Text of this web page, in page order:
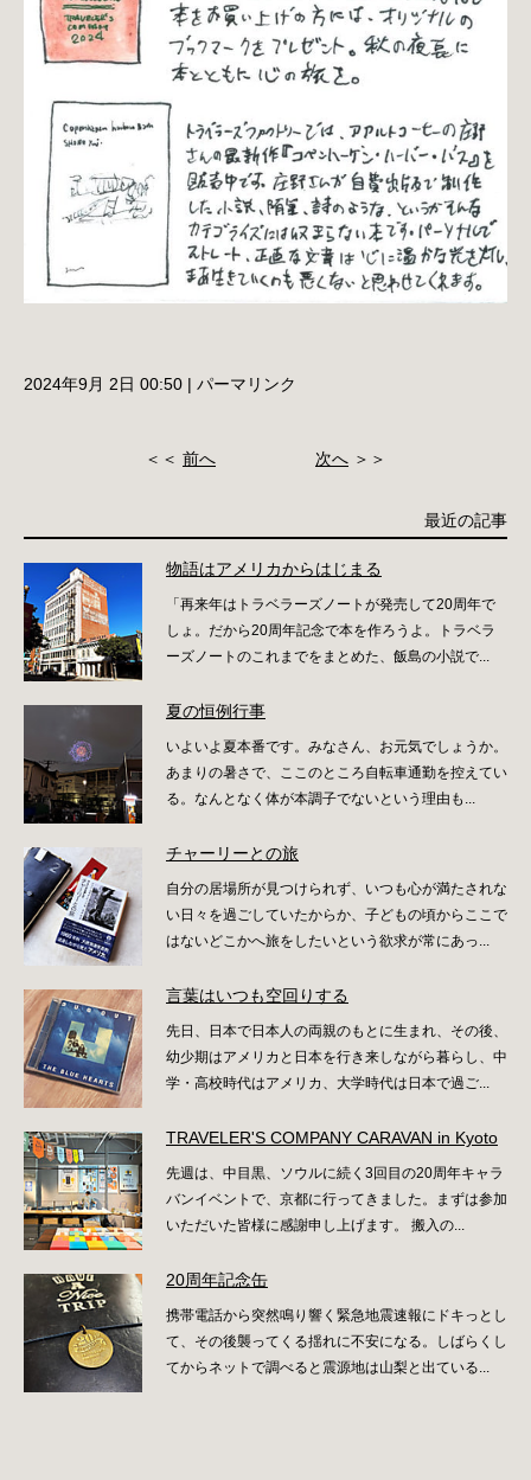
2024年9月 2日 00:50 | パーマリンク
＜＜ 前へ 次へ ＞＞
最近の記事
物語はアメリカからはじまる
「再来年はトラベラーズノートが発売して20周年で
しょ。だから20周年記念で本を作ろうよ。トラベラ
ーズノートのこれまでをまとめた、飯島の小説で...
夏の恒例行事
いよいよ夏本番です。みなさん、お元気でしょうか。
あまりの暑さで、ここのところ自転車通勤を控えてい
る。なんとなく体が本調子でないという理由も...
チャーリーとの旅
自分の居場所が見つけられず、いつも心が満たされな
い日々を過ごしていたからか、子どもの頃からここで
はないどこかへ旅をしたいという欲求が常にあっ...
言葉はいつも空回りする
先日、日本で日本人の両親のもとに生まれ、その後、
幼少期はアメリカと日本を行き来しながら暮らし、中
学・高校時代はアメリカ、大学時代は日本で過ご...
TRAVELER'S COMPANY CARAVAN in Kyoto
先週は、中目黒、ソウルに続く3回目の20周年キャラ
バンイベントで、京都に行ってきました。まずは参加
いただいた皆様に感謝申し上げます。 搬入の...
20周年記念缶
携帯電話から突然鳴り響く緊急地震速報にドキっとし
て、その後襲ってくる揺れに不安になる。しばらくし
てからネットで調べると震源地は山梨と出ている...